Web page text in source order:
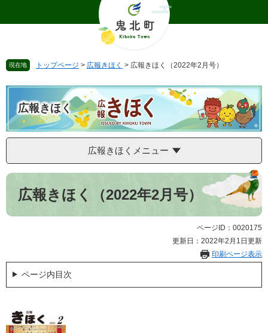
頭
飛
文
現在地 トップページ > 広報きほく > 広報きほく（2022年2月号）
広報きほく
広報きほくメニュー
本
広報きほく（2022年2月号）
ページID：0020175
更新日：2022年2月1日更新
印刷ページ表示
ページ内目次